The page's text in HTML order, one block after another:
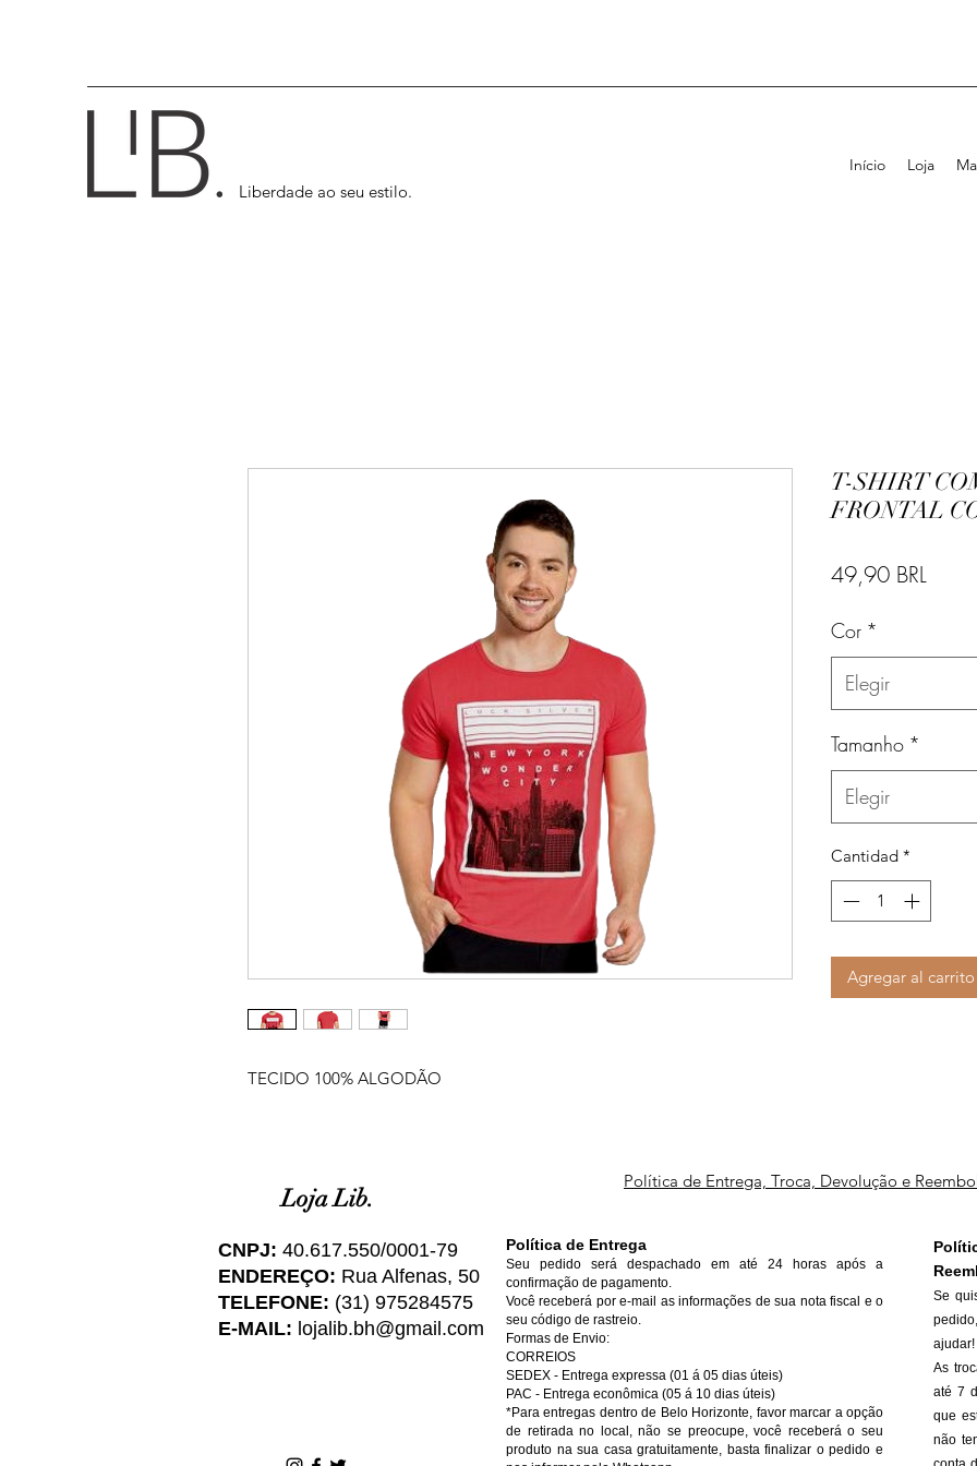
Liberdade ao seu estilo.
Início Loja
TECIDO 100% ALGODÃO
T-SHIRT
FRONTAL
49,90 BRL
Cor *
Elegir
Tamanho *
Elegir
Cantidad *
Agregar al carrito
Loja Lib.
CNPJ: 40.617.550/0001-79
ENDEREÇO: Rua Alfenas, 50
TELEFONE: (31) 975284575
E-MAIL: lojalib.bh@gmail.com
Política de Entrega, Troca, Devolução e
Política de Entrega
Seu pedido será despachado em até 24 horas após a
confirmação de pagamento.
Você receberá por e-mail as informações de sua nota fiscal e o
seu código de rastreio.
Formas de Envio:
CORREIOS
SEDEX - Entrega expressa (01 á 05 dias úteis)
PAC - Entrega econômica (05 á 10 dias úteis)
*Para entregas dentro de Belo Horizonte, favor marcar a opção
de retirada no local, não se preocupe, você receberá o seu
produto na sua casa gratuitamente, basta finalizar o pedido e
Se
ajudar!
As
até 7
que
não